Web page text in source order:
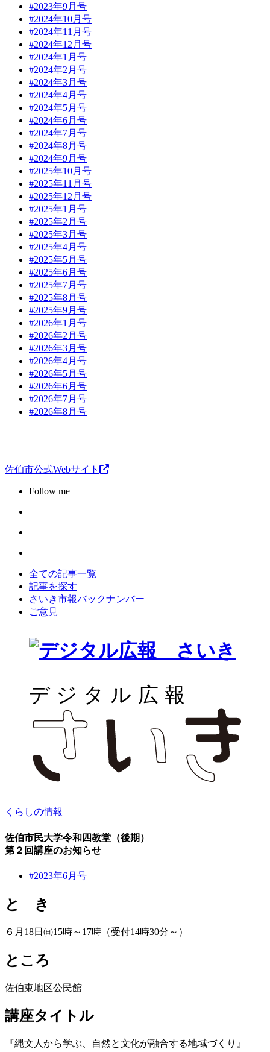
#2023年9月号
#2024年10月号
#2024年11月号
#2024年12月号
#2024年1月号
#2024年2月号
#2024年3月号
#2024年4月号
#2024年5月号
#2024年6月号
#2024年7月号
#2024年8月号
#2024年9月号
#2025年10月号
#2025年11月号
#2025年12月号
#2025年1月号
#2025年2月号
#2025年3月号
#2025年4月号
#2025年5月号
#2025年6月号
#2025年7月号
#2025年8月号
#2025年9月号
#2026年1月号
#2026年2月号
#2026年3月号
#2026年4月号
#2026年5月号
#2026年6月号
#2026年7月号
#2026年8月号
佐伯市公式Webサイト
Follow me
全ての記事一覧
記事を探す
さいき市報バックナンバー
ご意見
くらしの情報
佐伯市民大学令和四教堂（後期）
第２回講座のお知らせ
#2023年6月号
と き
６月18日㈰15時～17時（受付14時30分～）
ところ
佐伯東地区公民館
講座タイトル
『縄文人から学ぶ、自然と文化が融合する地域づくり』